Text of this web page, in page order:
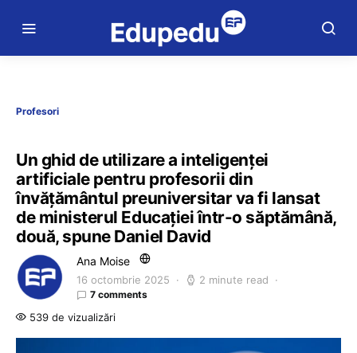
Profesori
Un ghid de utilizare a inteligenței
artificiale pentru profesorii din
învățământul preuniversitar va fi lansat
de ministerul Educației într-o săptămână,
două, spune Daniel David
Ana Moise
16 octombrie 2025 2 minute read
7 comments
539 de vizualizări